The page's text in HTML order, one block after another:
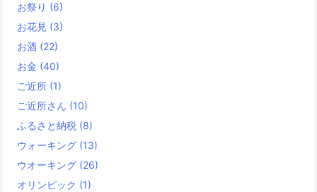
お祭り (6)
お花見 (3)
お酒 (22)
お金 (40)
ご近所 (1)
ご近所さん (10)
ふるさと納税 (8)
ウォーキング (13)
ウオーキング (26)
オリンピック (1)